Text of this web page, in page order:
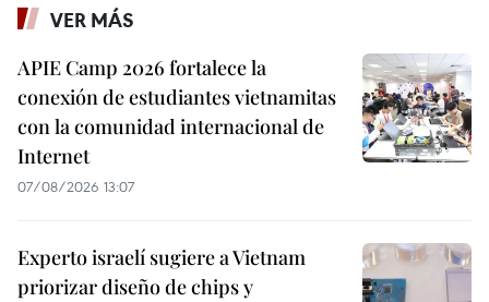
VER MÁS
APIE Camp 2026 fortalece la
conexión de estudiantes vietnamitas
con la comunidad internacional de
Internet
07/08/2026 13:07
Experto israelí sugiere a Vietnam
priorizar diseño de chips y